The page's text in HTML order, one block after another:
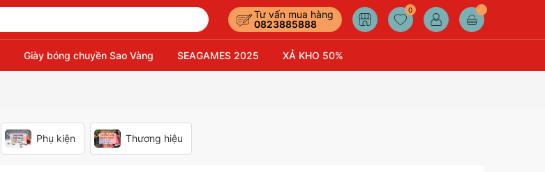
Tư vấn mua hàng
0823885888
0
Giày bóng chuyền Sao Vàng SEAGAMES 2025 XẢ KHO 50%
Phụ kiện Thương hiệu